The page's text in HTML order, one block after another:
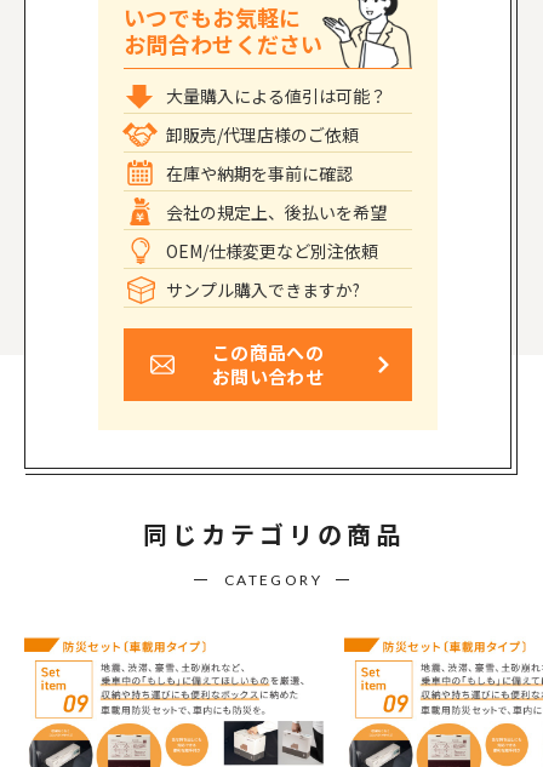
いつでもお気軽に
お問合わせください
大量購入による値引は可能？
卸販売/代理店様のご依頼
在庫や納期を事前に確認
会社の規定上、後払いを希望
OEM/仕様変更など別注依頼
サンプル購入できますか?
この商品への
お問い合わせ
同じカテゴリの商品
CATEGORY